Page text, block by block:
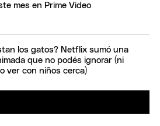
mes en Prime Video
los gatos? Netflix sumó una
que no podés ignorar (ni
ver con niños cerca)